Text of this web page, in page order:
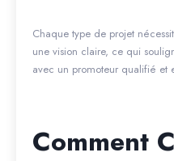
Chaque type de projet
une vision claire, ce qui
avec un promoteur qualifié et
Comment